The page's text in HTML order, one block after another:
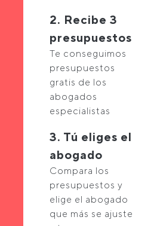
2. Recibe 3
presupuestos
Te conseguimos
presupuestos
gratis de los
abogados
especialistas
3. Tú eliges el
abogado
Compara los
presupuestos y
elige el abogado
que más se ajuste